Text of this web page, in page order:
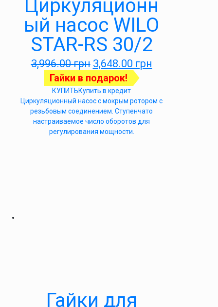
Циркуляционн
ый насос WILO
STAR-RS 30/2
3,996.00грн 3,648.00 грн
Гайки в подарок!
КУПИТЬКупить в кредит
Циркуляционный насос с мокрым ротором с
резьбовым соединением. Ступенчато
настраиваемое число оборотов для
регулирования мощности.
Гайки для